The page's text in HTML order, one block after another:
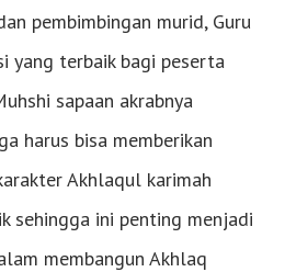
pembimbingan murid, Guru
yang terbaik bagi peserta
sapaan akrabnya
harus bisa memberikan
Akhlaqul karimah
sehingga ini penting menjadi
membangun Akhlaq